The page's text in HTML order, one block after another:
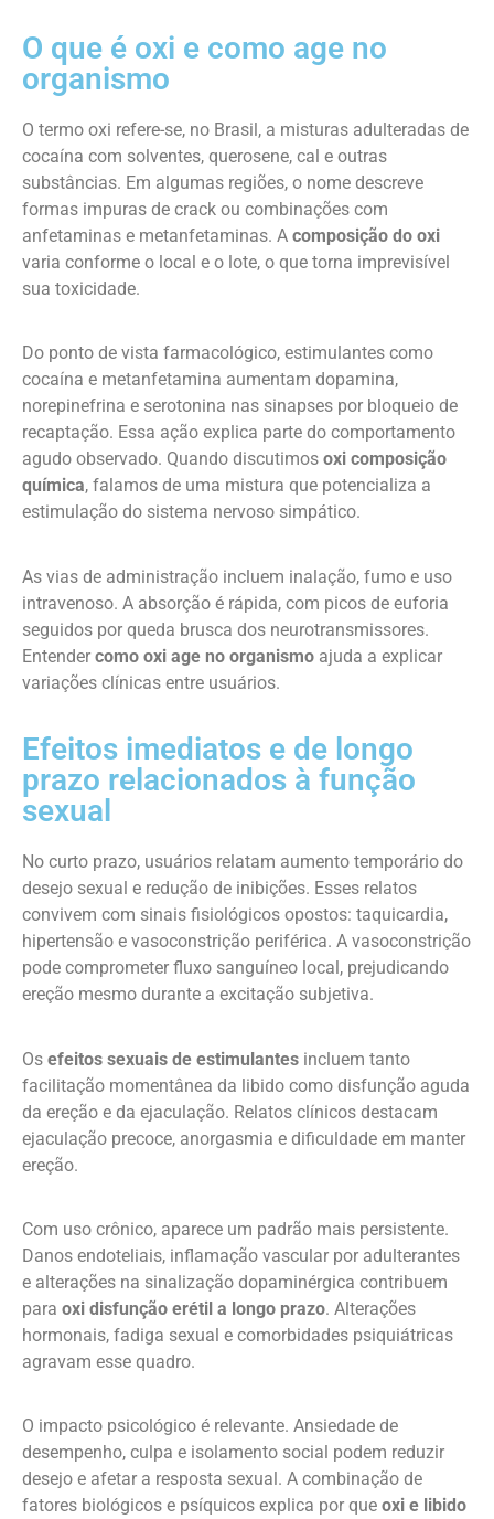
O que é oxi e como age no
organismo
O termo oxi refere-se, no Brasil, a misturas adulteradas de
cocaína com solventes, querosene, cal e outras
substâncias. Em algumas regiões, o nome descreve
formas impuras de crack ou combinações com
anfetaminas e metanfetaminas. A composição do oxi
varia conforme o local e o lote, o que torna imprevisível
sua toxicidade.
Do ponto de vista farmacológico, estimulantes como
cocaína e metanfetamina aumentam dopamina,
norepinefrina e serotonina nas sinapses por bloqueio de
recaptação. Essa ação explica parte do comportamento
agudo observado. Quando discutimos oxi composição
química, falamos de uma mistura que potencializa a
estimulação do sistema nervoso simpático.
As vias de administração incluem inalação, fumo e uso
intravenoso. A absorção é rápida, com picos de euforia
seguidos por queda brusca dos neurotransmissores.
Entender como oxi age no organismo ajuda a explicar
variações clínicas entre usuários.
Efeitos imediatos e de longo
prazo relacionados à função
sexual
No curto prazo, usuários relatam aumento temporário do
desejo sexual e redução de inibições. Esses relatos
convivem com sinais fisiológicos opostos: taquicardia,
hipertensão e vasoconstrição periférica. A vasoconstrição
pode comprometer fluxo sanguíneo local, prejudicando
ereção mesmo durante a excitação subjetiva.
Os efeitos sexuais de estimulantes incluem tanto
facilitação momentânea da libido como disfunção aguda
da ereção e da ejaculação. Relatos clínicos destacam
ejaculação precoce, anorgasmia e dificuldade em manter
ereção.
Com uso crônico, aparece um padrão mais persistente.
Danos endoteliais, inflamação vascular por adulterantes
e alterações na sinalização dopaminérgica contribuem
para oxi disfunção erétil a longo prazo. Alterações
hormonais, fadiga sexual e comorbidades psiquiátricas
agravam esse quadro.
O impacto psicológico é relevante. Ansiedade de
desempenho, culpa e isolamento social podem reduzir
desejo e afetar a resposta sexual. A combinação de
fatores biológicos e psíquicos explica por que oxi e libido